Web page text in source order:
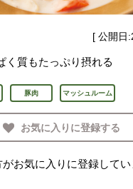
[ 公開日:
く質もたっぷり摂れる
豚肉 マッシュルーム
お気に入りに登録する
お気に入りに登録してい